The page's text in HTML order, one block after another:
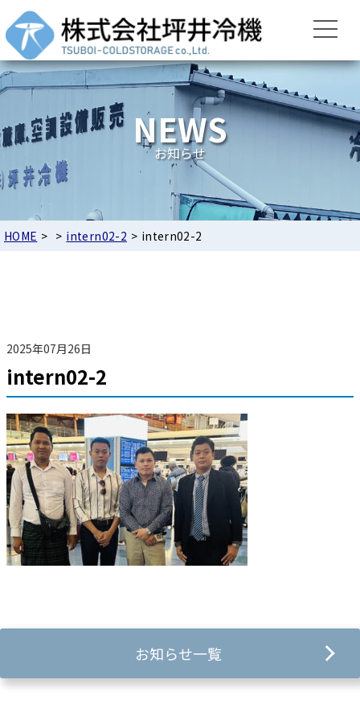
NEWS
お知らせ
HOME > > intern02-2 > intern02-2
2025年07月26日
intern02-2
お知らせ一覧